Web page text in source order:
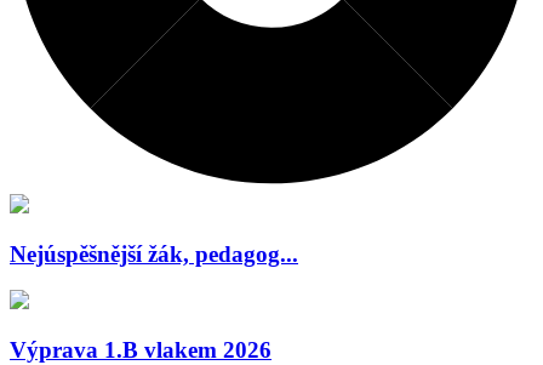
Nejúspěšnější žák, pedagog...
Výprava 1.B vlakem 2026